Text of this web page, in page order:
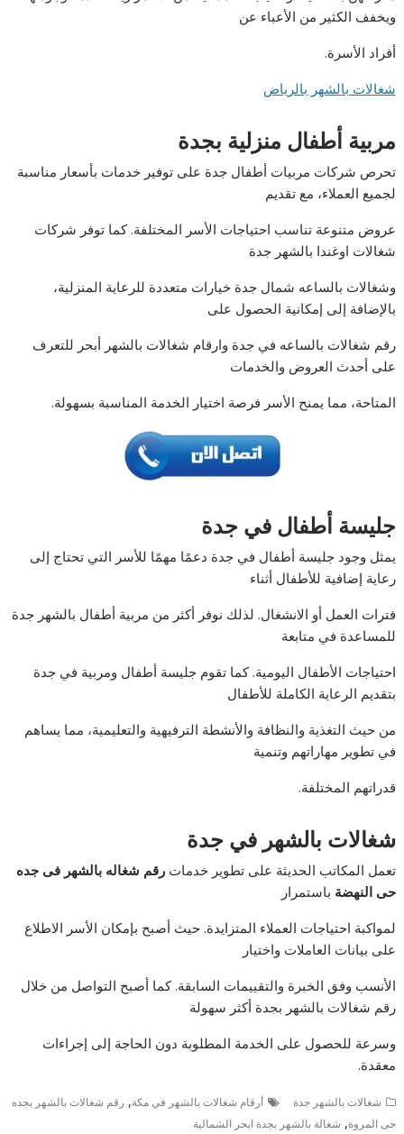
ويخفف الكثير من الأعباء عن
أفراد الأسرة.
شغالات بالشهر بالرياض
مربية أطفال منزلية بجدة
تحرص شركات مربيات أطفال جدة على توفير خدمات بأسعار مناسبة
لجميع العملاء، مع تقديم
عروض متنوعة تناسب احتياجات الأسر المختلفة. كما توفر شركات
شغالات اوغندا بالشهر جدة
وشغالات بالساعه شمال جدة خيارات متعددة للرعاية المنزلية،
بالإضافة إلى إمكانية الحصول على
رقم شغالات بالساعه في جدة وارقام شغالات بالشهر أبحر للتعرف
على أحدث العروض والخدمات
المتاحة، مما يمنح الأسر فرصة اختيار الخدمة المناسبة بسهولة.
جليسة أطفال في جدة
يمثل وجود جليسة أطفال في جدة دعمًا مهمًا للأسر التي تحتاج إلى
رعاية إضافية للأطفال أثناء
فترات العمل أو الانشغال. لذلك نوفر أكثر من مربية أطفال بالشهر جدة
للمساعدة في متابعة
احتياجات الأطفال اليومية. كما تقوم جليسة أطفال ومربية في جدة
بتقديم الرعاية الكاملة للأطفال
من حيث التغذية والنظافة والأنشطة الترفيهية والتعليمية، مما يساهم
في تطوير مهاراتهم وتنمية
قدراتهم المختلفة.
شغالات بالشهر في جدة
تعمل المكاتب الحديثة على تطوير خدماترقم شغاله بالشهر فى جده
حى النهضة باستمرار
لمواكبة احتياجات العملاء المتزايدة. حيث أصبح بإمكان الأسر الاطلاع
على بيانات العاملات واختيار
الأنسب وفق الخبرة والتقييمات السابقة. كما أصبح التواصل من خلال
رقم شغالات بالشهر بجدة أكثر سهولة
وسرعة للحصول على الخدمة المطلوبة دون الحاجة إلى إجراءات
معقدة.
شغالات بالشهر جدة أرقام شغالات بالشهر في مكة, رقم شغالات بالشهر بجده
حى المروة, شغالة بالشهر بجدة ابحر الشمالية